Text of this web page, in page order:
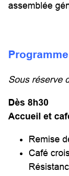
assemblée
Programme
Sous réserve
Dès 8h30
Accueil et
Remise
Café